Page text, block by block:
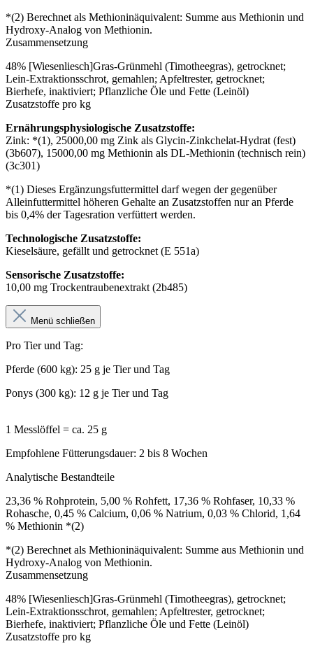
*(2) Berechnet als Methioninäquivalent: Summe aus Methionin und
Hydroxy-Analog von Methionin.
Zusammensetzung
48% [Wiesenliesch]Gras-Grünmehl (Timotheegras), getrocknet;
Lein-Extraktionsschrot, gemahlen; Apfeltrester, getrocknet;
Bierhefe, inaktiviert; Pflanzliche Öle und Fette (Leinöl)
Zusatzstoffe pro kg
Ernährungsphysiologische Zusatzstoffe:
Zink: *(1), 25000,00 mg Zink als Glycin-Zinkchelat-Hydrat (fest)
(3b607), 15000,00 mg Methionin als DL-Methionin (technisch rein)
(3c301)
*(1) Dieses Ergänzungsfuttermittel darf wegen der gegenüber
Alleinfuttermittel höheren Gehalte an Zusatzstoffen nur an Pferde
bis 0,4% der Tagesration verfüttert werden.
Technologische Zusatzstoffe:
Kieselsäure, gefällt und getrocknet (E 551a)
Sensorische Zusatzstoffe:
10,00 mg Trockentraubenextrakt (2b485)
Menü schließen
Pro Tier und Tag:
Pferde (600 kg): 25 g je Tier und Tag
Ponys (300 kg): 12 g je Tier und Tag
1 Messlöffel = ca. 25 g
Empfohlene Fütterungsdauer: 2 bis 8 Wochen
Analytische Bestandteile
23,36 % Rohprotein, 5,00 % Rohfett, 17,36 % Rohfaser, 10,33 %
Rohasche, 0,45 % Calcium, 0,06 % Natrium, 0,03 % Chlorid, 1,64
% Methionin *(2)
*(2) Berechnet als Methioninäquivalent: Summe aus Methionin und
Hydroxy-Analog von Methionin.
Zusammensetzung
48% [Wiesenliesch]Gras-Grünmehl (Timotheegras), getrocknet;
Lein-Extraktionsschrot, gemahlen; Apfeltrester, getrocknet;
Bierhefe, inaktiviert; Pflanzliche Öle und Fette (Leinöl)
Zusatzstoffe pro kg